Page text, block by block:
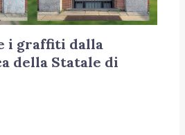
i graffiti dalla
della Statale di